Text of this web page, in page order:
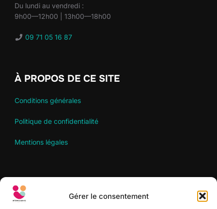
Gérer le consentement
Du lundi au vendredi :
9h00—12h00 | 13h00—18h00
09 71 05 16 87
À PROPOS DE CE SITE
Conditions générales
Politique de confidentialité
Mentions légales
RECHERCHER
Recherche